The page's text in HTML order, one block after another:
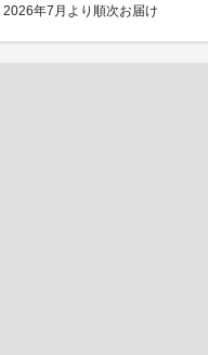
年7月より順次お届け